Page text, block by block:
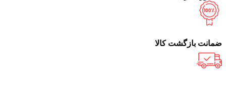
ضمانت بازگشت کالا